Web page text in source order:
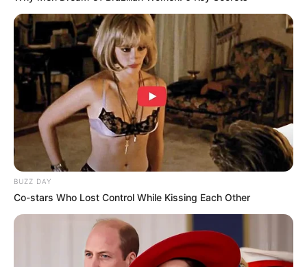
Tampil Lebih Modern, 7 Potret
Hasil Renovasi Rumah Berusia
90 Tahun
BUZZ DAY
Co-stars Who Lost Control While Kissing Each Other